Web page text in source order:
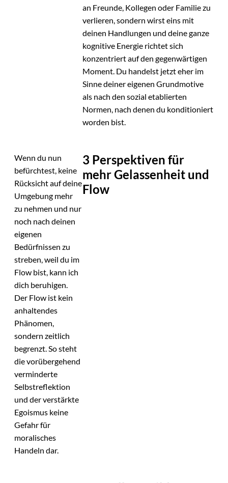
an Freunde, Kollegen oder Familie zu
verlieren, sondern wirst eins mit
deinen Handlungen und deine ganze
kognitive Energie richtet sich
konzentriert auf den gegenwärtigen
Moment. Du handelst jetzt eher im
Sinne deiner eigenen Grundmotive
als nach den sozial etablierten
Normen, nach denen du konditioniert
worden bist.
Wenn du nun
befürchtest, keine
Rücksicht auf deine
Umgebung mehr
zu nehmen und nur
noch nach deinen
eigenen
Bedürfnissen zu
streben, weil du im
Flow bist, kann ich
dich beruhigen.
Der Flow ist kein
anhaltendes
Phänomen,
sondern zeitlich
begrenzt. So steht
die vorübergehend
verminderte
Selbstreflektion
und der verstärkte
Egoismus keine
Gefahr für
moralisches
Handeln dar.
3 Perspektiven für
mehr Gelassenheit und
Flow